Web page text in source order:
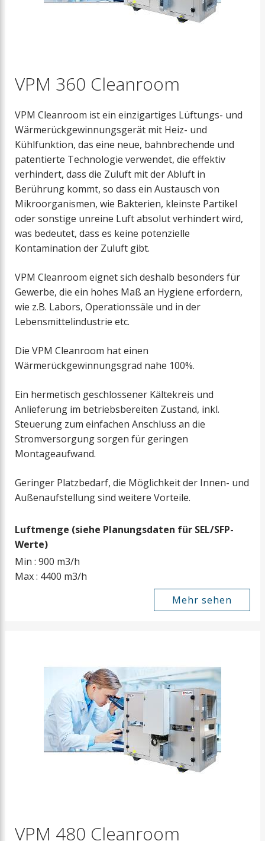
VPM 360 Cleanroom
VPM Cleanroom ist ein einzigartiges Lüftungs- und
Wärmerückgewinnungsgerät mit Heiz- und
Kühlfunktion, das eine neue, bahnbrechende und
patentierte Technologie verwendet, die effektiv
verhindert, dass die Zuluft mit der Abluft in
Berührung kommt, so dass ein Austausch von
Mikroorganismen, wie Bakterien, kleinste Partikel
oder sonstige unreine Luft absolut verhindert wird,
was bedeutet, dass es keine potenzielle
Kontamination der Zuluft gibt.
VPM Cleanroom eignet sich deshalb besonders für
Gewerbe, die ein hohes Maß an Hygiene erfordern,
wie z.B. Labors, Operationssäle und in der
Lebensmittelindustrie etc.
Die VPM Cleanroom hat einen
Wärmerückgewinnungsgrad nahe 100%.
Ein hermetisch geschlossener Kältekreis und
Anlieferung im betriebsbereiten Zustand, inkl.
Steuerung zum einfachen Anschluss an die
Stromversorgung sorgen für geringen
Montageaufwand.
Geringer Platzbedarf, die Möglichkeit der Innen- und
Außenaufstellung sind weitere Vorteile.
Luftmenge (siehe Planungsdaten für SEL/SFP-
Werte)
Min : 900 m3/h
Max : 4400 m3/h
Mehr sehen
VPM 480 Cleanroom